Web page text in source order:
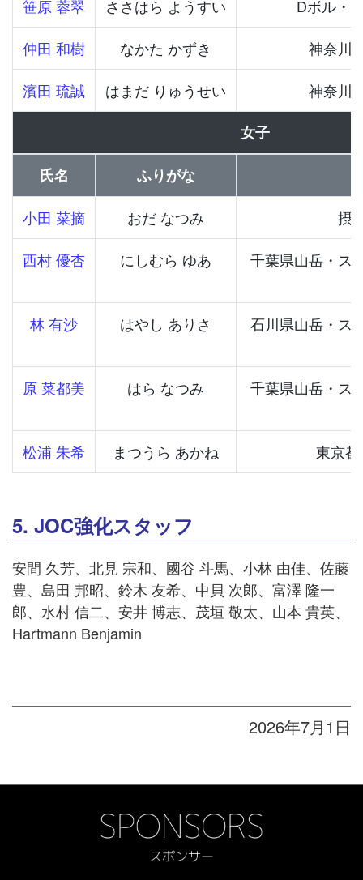
笹原 蓉翠 ささはら ようすい
Dボル・
仲田 和樹
なかた かずき
神奈川
濱田 琉誠
はまだ りゅうせい
神奈川
女子
氏名 ふりがな
小田 菜摘
おだ なつみ
摂
西村 優杏
にしむら ゆあ
千葉県山岳・ス
林 有沙
はやし ありさ
石川県山岳・ス
原 菜都美
はら なつみ
千葉県山岳・ス
松浦 朱希
まつうら あかね 東京
5. JOC強化スタッフ
安間 久芳、北見 宗和、國谷 斗馬、小林 由佳、佐藤
豊、島田 邦昭、鈴木 友希、中貝 次郎、富澤 隆一
郎、水村 信二、安井 博志、茂垣 敬太、山本 貴英、
Hartmann Benjamin
2026年7月1日